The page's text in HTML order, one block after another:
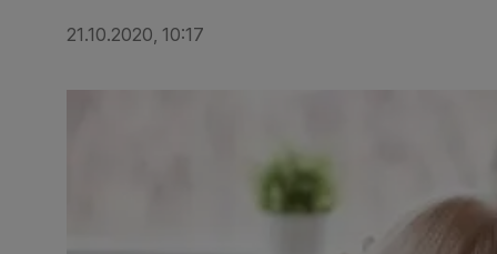
21.10.2020, 10:17